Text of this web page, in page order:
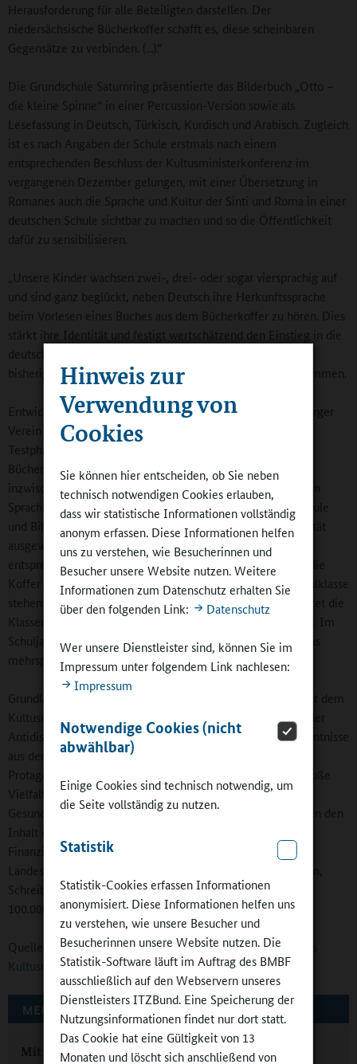
Hinweis zur
Verwendung von
Cookies
Sie können hier entscheiden, ob Sie neben
technisch notwendigen Cookies erlauben,
dass wir statistische Informationen vollständig
anonym erfassen. Diese Informationen helfen
uns zu verstehen, wie Besucherinnen und
Besucher unsere Website nutzen. Weitere
Informationen zum Datenschutz erhalten Sie
über den folgenden Link:
Datenschutz
Wer unsere Dienstleister sind, können Sie im
Impressum unter folgendem Link nachlesen:
Impressum
Notwendige Cookies (nicht
abwählbar)
Einige Cookies sind technisch notwendig, um
die Seite vollständig zu nutzen.
Statistik
Statistik-Cookies erfassen Informationen
anonymisiert. Diese Informationen helfen uns
zu verstehen, wie unsere Besucher und
Besucherinnen unsere Website nutzen. Die
Statistik-Software läuft im Auftrag des BMBF
ausschließlich auf den Webservern unseres
Dienstleisters ITZBund. Eine Speicherung der
Nutzungsinformationen findet nur dort statt.
Das Cookie hat eine Gültigkeit von 13
Monaten und löscht sich anschließend von
Herausforderung für alle Beteiligten darstellen. Der
niedersächsische Bücherkoffer schafft es, diese scheinbaren
Gegensätze zu verbinden. (...).“
Die Grundschule Saturnring präsentierte das Bilderbuch „Otto –
die kleine Spinne“ in einer Percussion-Version sowie als
Lesefassung in Deutsch, Türkisch, Kurdisch und Arabisch. Zugleich
ist es nach Angaben der Schule erstmals nach einem
entsprechenden Beschluss der Kultusministerkonferenz im
vergangenen Dezember gelungen, mit einer Übersetzung in
Romanes auch die Sprache und Kultur der Sinti und Roma in einer
deutschen Schule sichtbar zu machen und so die Öffentlichkeit
dafür zu sensibilisieren.
„Unsere Kinder wachsen zwei-, drei- oder sogar viersprachig auf
und sind ganz beglückt, neben Deutsch ihre Herkunftssprache
beim Vorlesen eines Buches aus dem Bücherkoffer zu hören. Dies
stärkt ihre Identität und festigt wertschätzend den Einstieg in die
deutsche Sprache“, fasste Schulleiter Dr. Maiko Kahler die
bisherigen Erfahrungen an der Grundschule Saturnring zusammen.
Entwickelt wurde das Bücherkoffer-Programm vom Hamburger
Verein coach@school und im vergangenen Jahr nach einer
Testphase in acht ostfriesischen Schulen („Ostfriesischer
Bücherkoffer“) für ganz Niedersachsen fortentwickelt. Die
inzwischen 31 teilnehmenden Grundschulen wurden von den
Sprachbildungszentren der Regionalen Landesämter für Schule
und Bildung mit Blick auf kulturelle und soziale Heterogenität
ausgewählt. Von ca. 1600 Grundschulen in Niedersachsen
entsprechen etwa 600 diesen Kriterien. Ausgeteilt wurden die
Koffer im vergangenen Herbst. Für jede teilnehmende Schulklasse
stehen zwei Koffer zur Verfügung. Der Bücherkoffer begleitet die
Klassen über die Dauer des ersten oder zweiten Schuljahres. Im
Schuljahr 2023/2024 werden 30 weitere Grundschulen in das
mehrsprachige Lese-Projekt einsteigen. (...)
Grundlage der Bücherauswahl, die in enger Abstimmung mit dem
Kultusministerium getroffen wurde, sind Erkenntnisse aus der
Antidiskriminierungsforschung und wissenschaftliche Erkenntnisse
aus der Leseförderung. Die in den Büchern vorgestellten
Protagonisten und Geschichten zeichnen sich durch eine große
Vielfalt in Bezug auf Herkunft, Sprache, Familie, Aussehen,
Gesundheit und andere Merkmale aus. Die Kinder entdecken den
Inhalt der Geschichten in unterschiedlichen Sprachen. (...)
Finanziert wird der Niedersachsen-Koffer aus Mitteln der
Landesregierung zur Stärkung der Grundkompetenzen Lesen,
Schreiben, Rechnen inklusive Sprachförderung mit jeweils
100.000 Euro für die Jahre 2022 und 2023.
Quelle (vollständige Pressemitteilung):
Niedersächsisches
Kultusministerium
MEHR ZUM THEMA AUF GANZTAGSSCHULEN.ORG
Mit Freu(n)den im Ganztag lesen